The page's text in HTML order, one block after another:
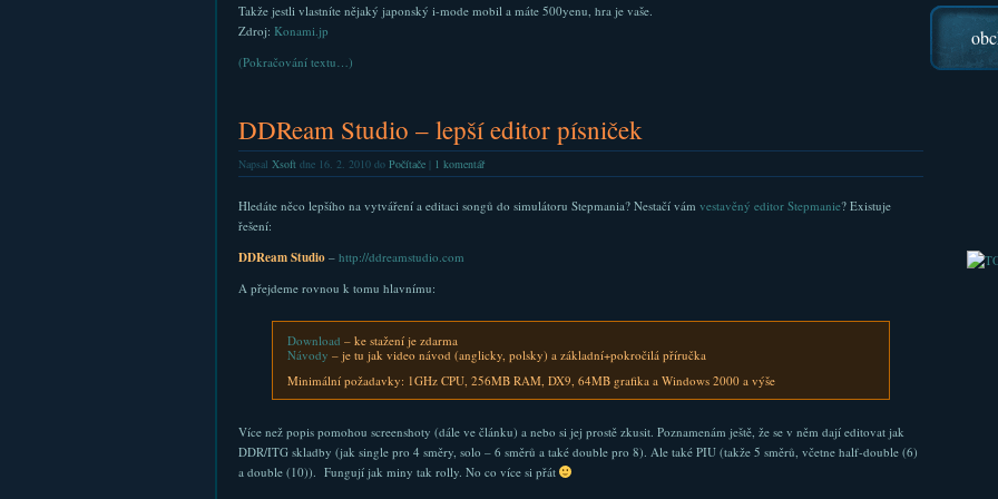
Takže jestli vlastníte nějaký japonský i-mode mobil a máte 500yenu, hra je vaše.
Zdroj: Konami.jp
(Pokračování textu…)
DDReam Studio – lepší editor písniček
Napsal Xsoftdne 16. 2. 2010 do Počítače| 1 komentář
Hledáte něco lepšího na vytváření a editaci songů do simulátoru Stepmania? Nestačí vám vestavěný editor Stepmanie? Existuje
řešení:
DDReam Studio– http://ddreamstudio.com
A přejdeme rovnou k tomu hlavnímu:
Download – ke stažení je zdarma
Návody – je tu jak video návod (anglicky, polsky) a základní+pokročilá příručka
Minimální požadavky: 1GHz CPU, 256MB RAM, DX9, 64MB grafika a Windows 2000 a výše
Více než popis pomohou screenshoty (dále ve článku) a nebo si jej prostě zkusit. Poznamenám ještě, že se v něm dají editovat jak
DDR/ITG skladby (jak single pro 4 směry, solo – 6 směrů a také double pro 8). Ale také PIU (takže 5 směrů, včetne half-double (6)
a double (10)). Fungují jak miny tak rolly. No co více si přát